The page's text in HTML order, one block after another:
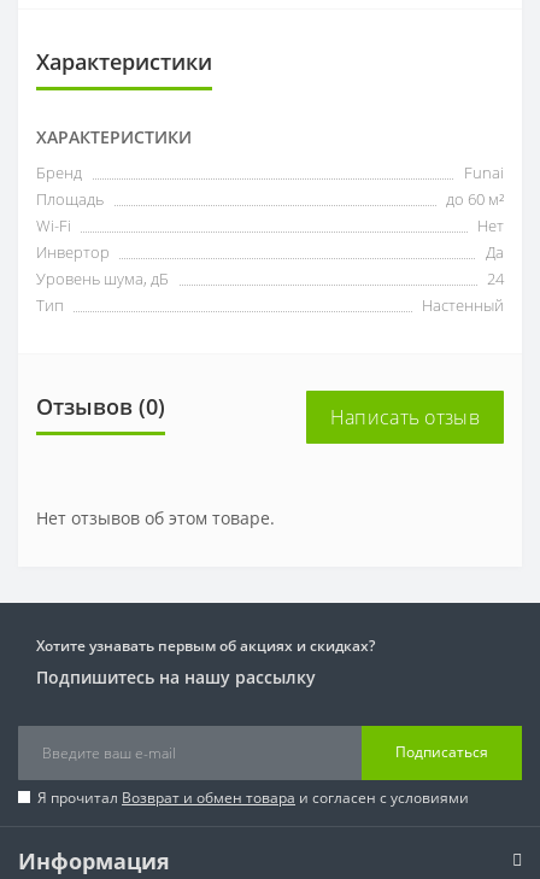
Характеристики
ХАРАКТЕРИСТИКИ
Бренд
Funai
Площадь
до 60 м²
Wi-Fi
Нет
Инвертор
Да
Уровень шума, дБ
24
Тип
Настенный
Отзывов (0) Написать отзыв
Нет отзывов об этом товаре.
Хотите узнавать первым об акциях и скидках?
Подпишитесь на нашу рассылку
Подписаться
Я прочитал Возврат и обмен товара и согласен с условиями
Информация